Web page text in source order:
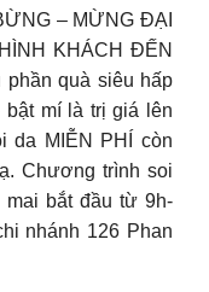
– MỪNG ĐẠI
KHÁCH ĐẾN
phần quà siêu hấp
mí là trị giá lên
da MIỄN PHÍ còn
Chương trình soi
mai bắt đầu từ 9h-
nhánh 126 Phan